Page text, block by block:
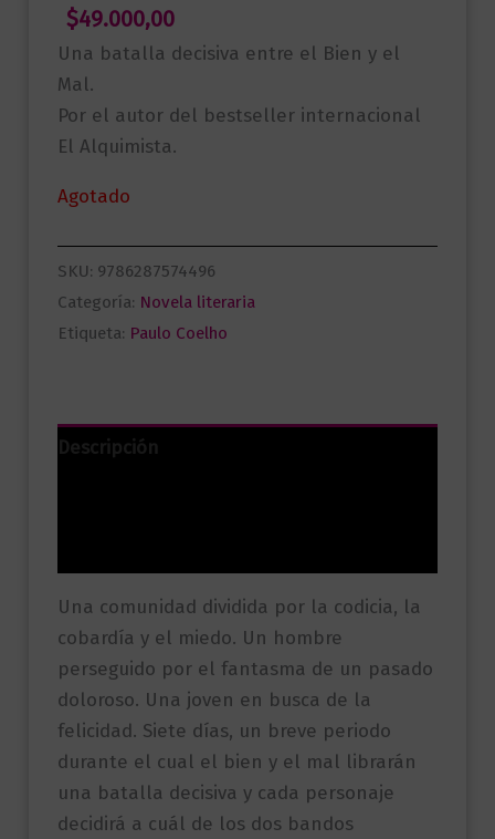
$49.000,00
Una batalla decisiva entre el Bien y el
Mal.
Por el autor del bestseller internacional
El Alquimista.
Agotado
SKU: 9786287574496
Categoría: Novela literaria
Etiqueta: Paulo Coelho
Descripción
Una comunidad dividida por la codicia, la
cobardía y el miedo. Un hombre
perseguido por el fantasma de un pasado
doloroso. Una joven en busca de la
felicidad. Siete días, un breve periodo
durante el cual el bien y el mal librarán
una batalla decisiva y cada personaje
decidirá a cuál de los dos bandos